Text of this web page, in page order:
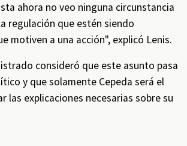
ahora no veo ninguna circunstancia
regulación que estén siendo
motiven a una acción", explicó Lenis.
consideró que este asunto pasa
y que solamente Cepeda será el
las explicaciones necesarias sobre su